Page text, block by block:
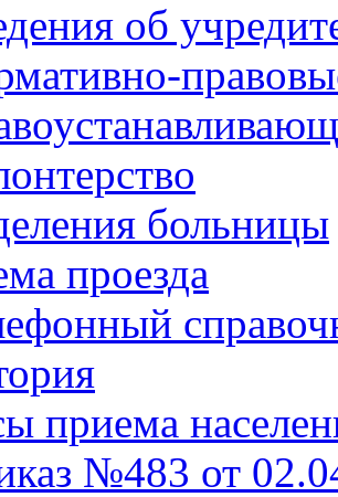
об
больницы
проезда
приема
№483 от